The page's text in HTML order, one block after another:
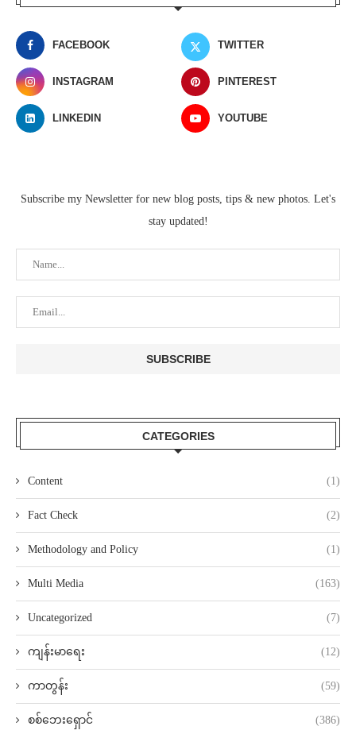
FACEBOOK TWITTER
INSTAGRAM PINTEREST
LINKEDIN YOUTUBE
Subscribe my Newsletter for new blog posts, tips & new photos. Let's
stay updated!
CATEGORIES
Content (1)
Fact Check (2)
Methodology and Policy (1)
Multi Media (163)
Uncategorized (7)
ကျန်းမာရေး (12)
ကာတွန်း (59)
စစ်ဘေးရှောင် (386)